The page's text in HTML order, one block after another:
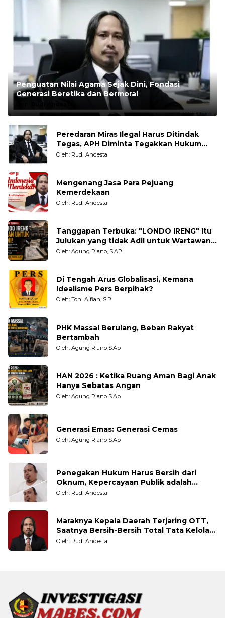
Penguatan Nilai Agama Sejak Dini, Fondasi
Generasi Beretika dan Bermoral
Rudi Andesta
Peredaran Miras Ilegal Harus Ditindak
Tegas, APH Diminta Tegakkan Hukum
Tanpa Pandang Bulu
Oleh: Rudi Andesta
Mengenang Jasa Para Pejuang
Kemerdekaan
Oleh: Rudi Andesta
Tanggapan Terbuka: "LONDO IRENG" Itu
Julukan yang tidak Adil untuk Wartawan,
Pengamat dan LSM
Oleh: Agung Riano, S.AP
Di Tengah Arus Globalisasi, Kemana
Idealisme Pers Berpihak?
Oleh: Toni Alfian, S.P.
PHK Massal Berulang, Beban Rakyat
Bertambah
Oleh: Agung Riano S.Ap
HAN 2026 : Ketika Ruang Aman Bagi Anak
Hanya Sebatas Angan
Oleh: Agung Riano S.Ap
Generasi Emas: Generasi Cemas
Oleh: Agung Riano S.Ap
Penegakan Hukum Harus Bersih dari
Oknum, Kepercayaan Publik adalah
Taruhannya
Oleh: Rudi Andesta
Maraknya Kepala Daerah Terjaring OTT,
Saatnya Bersih-Bersih Total Tata Kelola
Pemerintahan
Oleh: Rudi Andesta